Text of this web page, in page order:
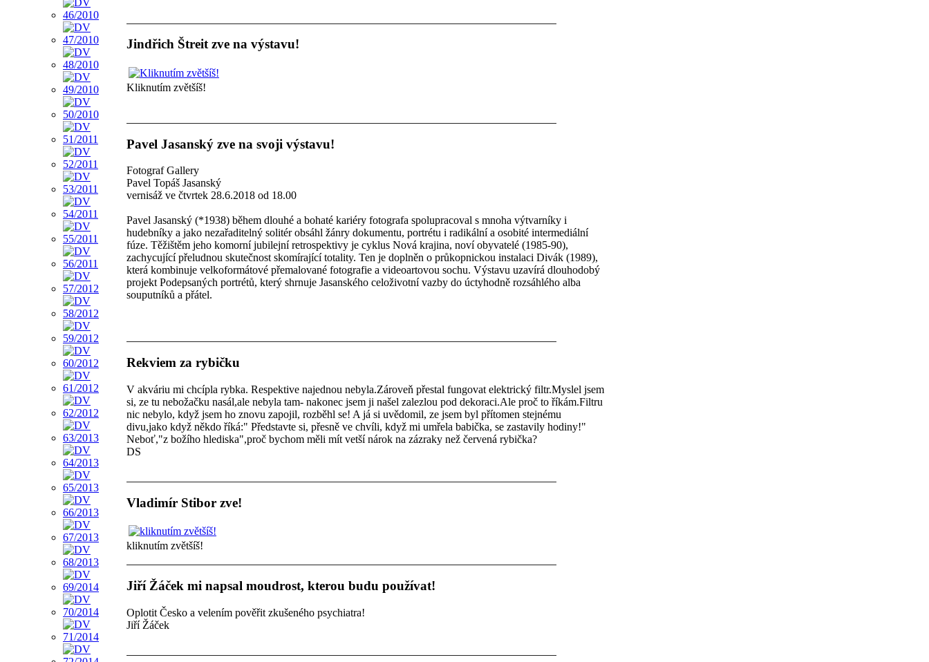
Jindřich Štreit zve na výstavu!
Kliknutím zvětšíš!
Pavel Jasanský zve na svoji výstavu!
Fotograf Gallery
Pavel Topáš Jasanský
vernisáž ve čtvrtek 28.6.2018 od 18.00
Pavel Jasanský (*1938) během dlouhé a bohaté kariéry fotografa spolupracoval s mnoha výtvarníky i
hudebníky a jako nezařaditelný solitér obsáhl žánry dokumentu, portrétu i radikální a osobité intermediální
fúze. Těžištěm jeho komorní jubilejní retrospektivy je cyklus Nová krajina, noví obyvatelé (1985-90),
zachycující přeludnou skutečnost skomírající totality. Ten je doplněn o průkopnickou instalaci Divák (1989),
která kombinuje velkoformátové přemalované fotografie a videoartovou sochu. Výstavu uzavírá dlouhodobý
projekt Podepsaných portrétů, který shrnuje Jasanského celoživotní vazby do úctyhodně rozsáhlého alba
souputníků a přátel.
Rekviem za rybičku
V akváriu mi chcípla rybka. Respektive najednou nebyla.Zároveň přestal fungovat elektrický filtr.Myslel jsem
si, ze tu nebožačku nasál,ale nebyla tam- nakonec jsem ji našel zalezlou pod dekoraci.Ale proč to říkám.Filtru
nic nebylo, když jsem ho znovu zapojil, rozběhl se! A já si uvědomil, ze jsem byl přítomen stejnému
divu,jako když někdo říká:" Představte si, přesně ve chvíli, když mi umřela babička, se zastavily hodiny!"
Neboť,"z božího hlediska",proč bychom měli mít vetší nárok na zázraky než červená rybička?
DS
Vladimír Stibor zve!
kliknutím zvětšíš!
Jiří Žáček mi napsal moudrost, kterou budu používat!
Oplotit Česko a velením pověřit zkušeného psychiatra!
Jiří Žáček